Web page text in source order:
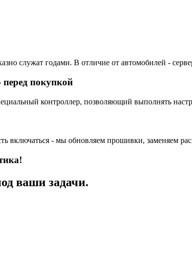
служат годами. В отличие от автомобилей -
перед покупкой
контроллер, позволяющий выполнять
включаться - мы обновляем прошивки, заменяем
ваши задачи.